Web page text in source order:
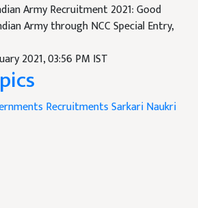
Army Recruitment 2021: Good
Army through NCC Special Entry,
2021, 03:56 PM IST
RecruitmentsSarkari Naukri